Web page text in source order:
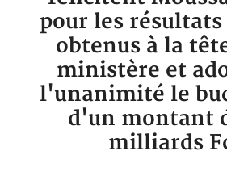
pour les
obtenus à la
ministère et
l'unanimité le
d'un montant
milliards